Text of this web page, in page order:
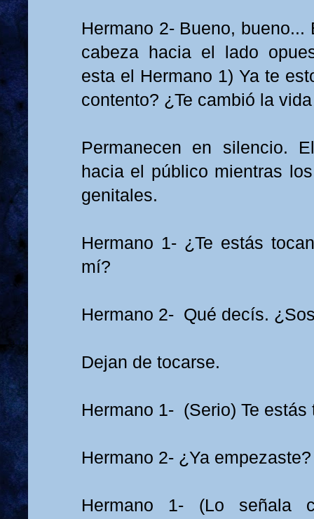
Hermano 2- Bueno, bueno...
cabeza hacia el lado
esta el Hermano 1) Ya te
contento? ¿Te cambió la
Permanecen en silencio.
hacia el público mientras
genitales.
Hermano 1- ¿Te estás
mí?
Hermano 2- Qué decís.
Dejan de tocarse.
Hermano 1- (Serio) Te estás
Hermano 2- ¿Ya empezaste?
Hermano 1- (Lo señala